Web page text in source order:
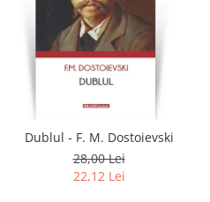
Dublul - F. M. Dostoievski
28,00 Lei
22,12 Lei